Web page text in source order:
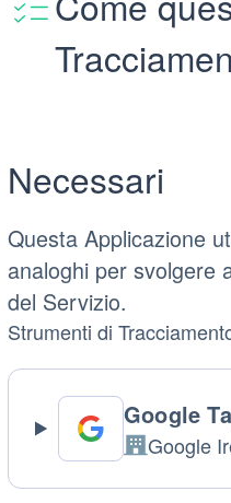
Necessari
Questa Applicazione
analoghi per svolgere
del Servizio.
Strumenti di
Google
Azienda:
Google